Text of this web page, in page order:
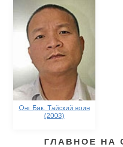
Онг Бак: Тайский воин
(2003)
ГЛАВНОЕ НА